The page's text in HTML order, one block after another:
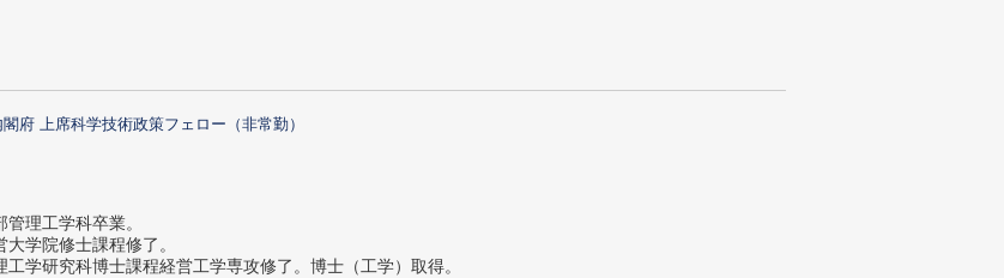
府 上席科学技術政策フェロー（非常勤）
理工学科卒業。
学院修士課程修了。
学研究科博士課程経営工学専攻修了。博士（工学）取得。